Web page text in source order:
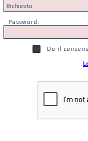
Password:
Do il